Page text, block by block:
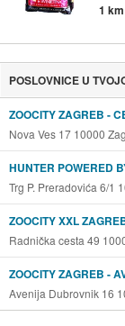
1 km
POSLOVNICE U
ZOOCITY ZAGREB -
Nova Ves 17 10000
HUNTER POWERED
Trg P. Preradovića 6/1
ZOOCITY XXL
Radnička cesta 49
ZOOCITY ZAGREB -
Avenija Dubrovnik 16